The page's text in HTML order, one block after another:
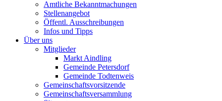
Amtliche Bekanntmachungen
Stellenangebot
Öffentl. Ausschreibungen
Infos und Tipps
Über uns
Mitglieder
Markt Aindling
Gemeinde Petersdorf
Gemeinde Todtenweis
Gemeinschaftsvorsitzende
Gemeinschaftsversammlung